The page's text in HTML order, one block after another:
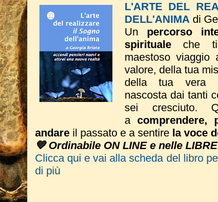
L'ARTE DEL
DELL'ANIMA di
Un percorso
spirituale che ti
maestoso viaggio
valore, della tua
della tua vera
nascosta dai tanti
sei cresciuto.
acomprendere,
andare il passato e a sentire la voce
💙 Ordinabile ON LINE e nelle
Clicca qui e vai alla scheda del libro
di più